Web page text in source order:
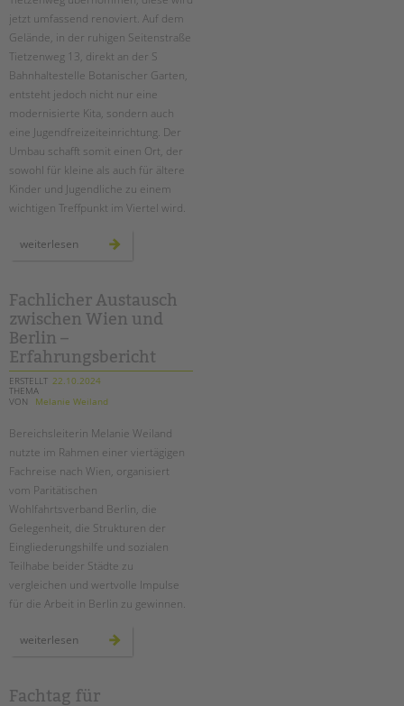
jetzt umfassend renoviert. Auf dem
Gelände, in der ruhigen Seitenstraße
Tietzenweg 13, direkt an der S
Bahnhaltestelle Botanischer Garten,
entsteht jedoch nicht nur eine
modernisierte Kita, sondern auch
eine Jugendfreizeiteinrichtung. Der
Umbau schafft somit einen Ort, der
sowohl für kleine als auch für ältere
Kinder und Jugendliche zu einem
wichtigen Treffpunkt im Viertel wird.
weiterlesen
die
kita
tietzenweg
in
zehlendorf
Fachlicher Austausch
zwischen Wien und
Berlin –
Erfahrungsbericht
ERSTELLT 22.10.2024
THEMA
VON
Melanie Weiland
Bereichsleiterin Melanie Weiland
nutzte im Rahmen einer viertägigen
Fachreise nach Wien, organisiert
vom Paritätischen
Wohlfahrtsverband Berlin, die
Gelegenheit, die Strukturen der
Eingliederungshilfe und sozialen
Teilhabe beider Städte zu
vergleichen und wertvolle Impulse
für die Arbeit in Berlin zu gewinnen.
weiterlesen fachlicher
austausch
berlin
Fachtag für